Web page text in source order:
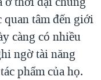
quan tâm đến giới
càng có nhiều
ngờ tài năng
phẩm của họ.